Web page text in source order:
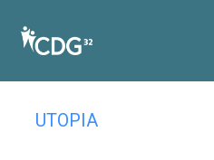
BVT
UTOPIA